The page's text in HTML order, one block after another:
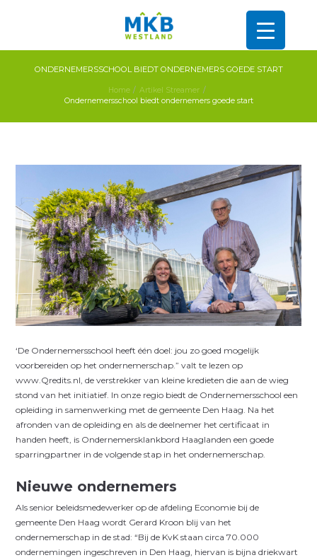
ONDERNEMERS­SCHOOL BIEDT ONDERNEMERS GOEDE START
Home
Artikel Streamer
Ondernemers­school biedt ondernemers goede start
‘De Ondernemersschool heeft één doel: jou zo goed mogelijk
voorbereiden op het ondernemerschap.” valt te lezen op
www.Qredits.nl, de verstrekker van kleine kredieten die aan de wieg
stond van het initiatief. In onze regio biedt de Ondernemersschool een
opleiding in samenwerking met de gemeente Den Haag. Na het
afronden van de opleiding en als de deelnemer het certificaat in
handen heeft, is Ondernemersklankbord Haaglanden een goede
sparringpartner in de volgende stap in het ondernemerschap.
Nieuwe ondernemers
Als senior beleidsmedewerker op de afdeling Economie bij de
gemeente Den Haag wordt Gerard Kroon blij van het
ondernemerschap in de stad: “Bij de KvK staan circa 70.000
ondernemingen ingeschreven in Den Haag, hiervan is bijna driekwart